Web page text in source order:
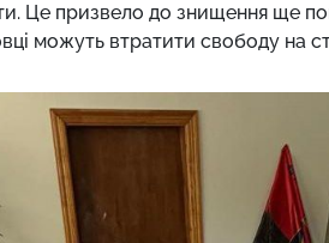
Це призвело до знищення ще
можуть втратити свободу на